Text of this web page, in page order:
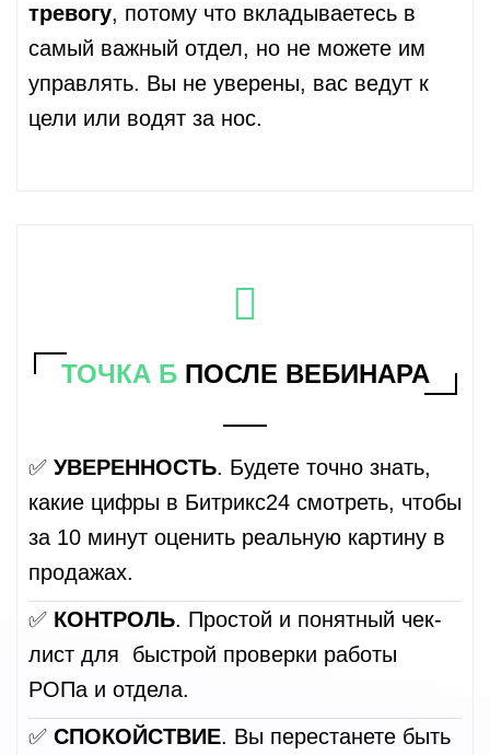
тревогу, потому что вкладываетесь в
самый важный отдел, но не можете им
управлять. Вы не уверены, вас ведут к
цели или водят за нос.
ТОЧКА Б ПОСЛЕ ВЕБИНАРА
✅ УВЕРЕННОСТЬ. Будете точно знать,
какие цифры в Битрикс24 смотреть, чтобы
за 10 минут оценить реальную картину в
продажах.
✅ КОНТРОЛЬ. Простой и понятный чек-
лист для быстрой проверки работы
РОПа и отдела.
✅ СПОКОЙСТВИЕ. Вы перестанете быть